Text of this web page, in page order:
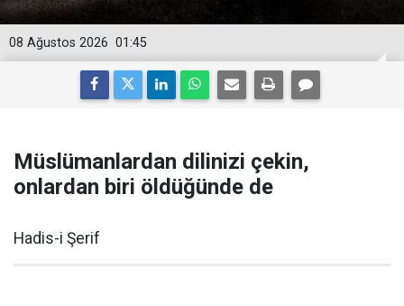
01:45
08 Ağustos 2026
Müslümanlardan dilinizi çekin,
onlardan biri öldüğünde de
Hadis-i Şerif